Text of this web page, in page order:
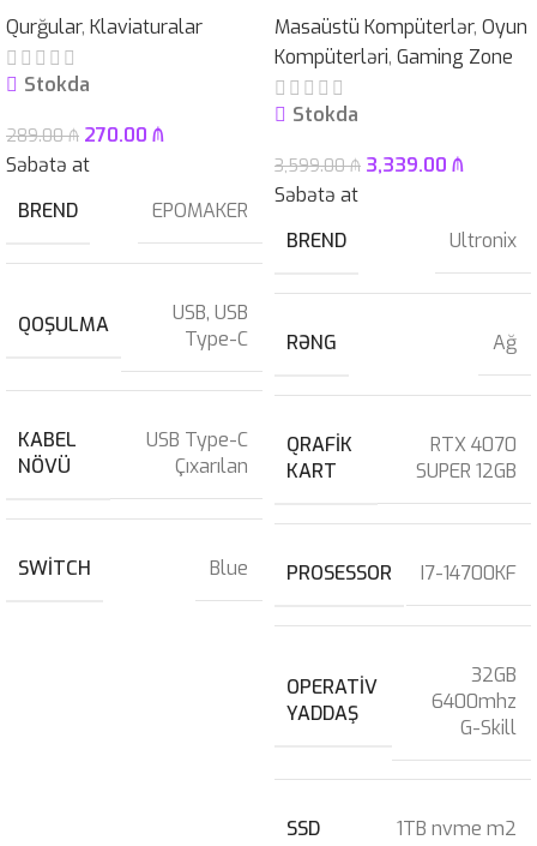
Qurğular, Klaviaturalar
Stokda
289.00₼ 270.00 ₼
Səbətə at
BREND
EPOMAKER
QOŞULMA USB, USB
Type-C
KABEL
NÖVÜ
USB Type-C
Çıxarılan
SWITCH Blue
Masaüstü Kompüterlər, Oyun
Kompüterləri, Gaming Zone
Stokda
3,599.00₼ 3,339.00 ₼
Səbətə at
BREND
Ultronix
RƏNG Ağ
QRAFIK
KART
RTX 4070
SUPER 12GB
PROSESSOR I7-14700KF
OPERATIV
YADDAŞ
32GB
6400mhz
G-Skill
SSD 1TB nvme m2